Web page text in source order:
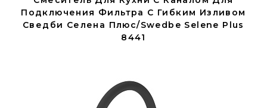
Подключения Фильтра С Гибким Изливом
Сведби Селена Плюс/Swedbe Selene Plus
8441